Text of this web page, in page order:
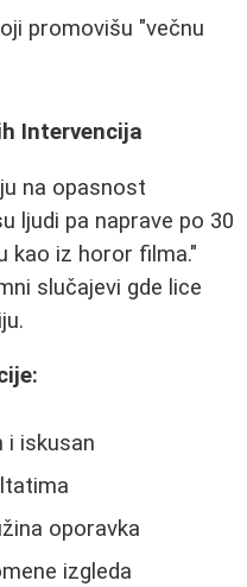
promovišu "večnu
Intervencija
na opasnost
ljudi pa naprave po 30
kao iz horor filma."
slučajevi gde lice
i iskusan
oporavka
izgleda